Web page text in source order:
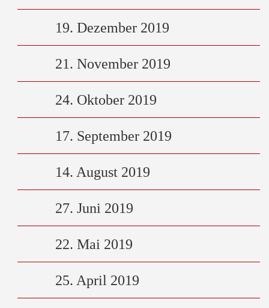
19. Dezember 2019
21. November 2019
24. Oktober 2019
17. September 2019
14. August 2019
27. Juni 2019
22. Mai 2019
25. April 2019